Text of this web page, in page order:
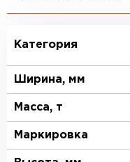
Категория
Ширина, мм
Масса, т
Маркировка